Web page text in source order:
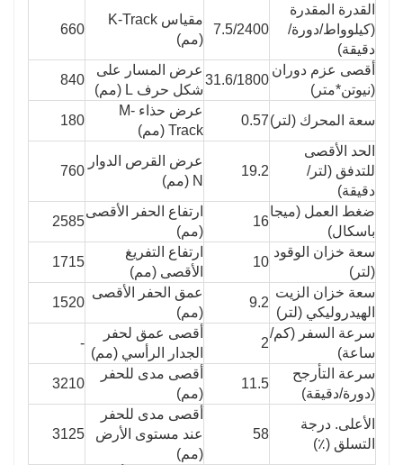
القدرة المقدرة
(كيلوواط/دورة/
دقيقة)
7.5/2400
مقياس K-Track
(مم)
660
أقصى عزم دوران
(نيوتن*متر)
31.6/1800
عرض المسار على
شكل حرف L (مم)
840
سعة المحرك (لتر)0.57
عرض حذاء M-
Track (مم)
180
الحد الأقصى
للتدفق (لتر/
دقيقة)
19.2
عرض القرص الدوار
N (مم)
760
ضغط العمل (ميجا
باسكال)
16
ارتفاع الحفر الأقصى
(مم)
2585
سعة خزان الوقود
(لتر)
10
ارتفاع التفريغ
الأقصى (مم)
1715
سعة خزان الزيت
الهيدروليكي (لتر)
9.2
عمق الحفر الأقصى
(مم)
1520
سرعة السفر (كم/
ساعة)
2
أقصى عمق لحفر
الجدار الرأسي (مم)
-
سرعة التأرجح
(دورة/دقيقة)
11.5
أقصى مدى للحفر
(مم)
3210
الأعلى. درجة
التسلق (٪)
58
أقصى مدى للحفر
عند مستوى الأرض
(مم)
3125